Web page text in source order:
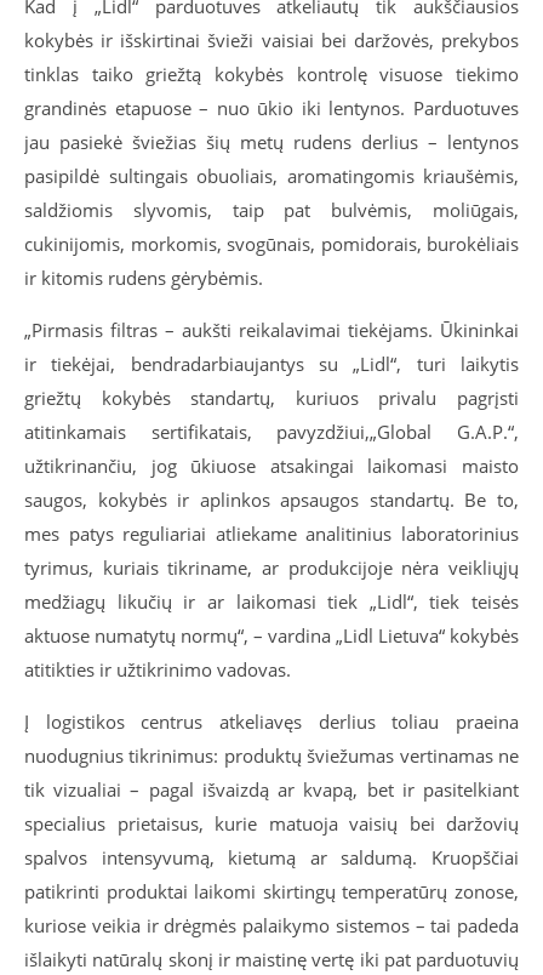
Kad į „Lidl“ parduotuves atkeliautų tik aukščiausios
kokybės ir išskirtinai švieži vaisiai bei daržovės, prekybos
tinklas taiko griežtą kokybės kontrolę visuose tiekimo
grandinės etapuose – nuo ūkio iki lentynos. Parduotuves
jau pasiekė šviežias šių metų rudens derlius – lentynos
pasipildė sultingais obuoliais, aromatingomis kriaušėmis,
saldžiomis slyvomis, taip pat bulvėmis, moliūgais,
cukinijomis, morkomis, svogūnais, pomidorais, burokėliais
ir kitomis rudens gėrybėmis.
„Pirmasis filtras – aukšti reikalavimai tiekėjams. Ūkininkai
ir tiekėjai, bendradarbiaujantys su „Lidl“, turi laikytis
griežtų kokybės standartų, kuriuos privalu pagrįsti
atitinkamais sertifikatais, pavyzdžiui,„Global G.A.P.“,
užtikrinančiu, jog ūkiuose atsakingai laikomasi maisto
saugos, kokybės ir aplinkos apsaugos standartų. Be to,
mes patys reguliariai atliekame analitinius laboratorinius
tyrimus, kuriais tikriname, ar produkcijoje nėra veikliųjų
medžiagų likučių ir ar laikomasi tiek „Lidl“, tiek teisės
aktuose numatytų normų“, – vardina „Lidl Lietuva“ kokybės
atitikties ir užtikrinimo vadovas.
Į logistikos centrus atkeliavęs derlius toliau praeina
nuodugnius tikrinimus: produktų šviežumas vertinamas ne
tik vizualiai – pagal išvaizdą ar kvapą, bet ir pasitelkiant
specialius prietaisus, kurie matuoja vaisių bei daržovių
spalvos intensyvumą, kietumą ar saldumą. Kruopščiai
patikrinti produktai laikomi skirtingų temperatūrų zonose,
kuriose veikia ir drėgmės palaikymo sistemos – tai padeda
išlaikyti natūralų skonį ir maistinę vertę iki pat parduotuvių